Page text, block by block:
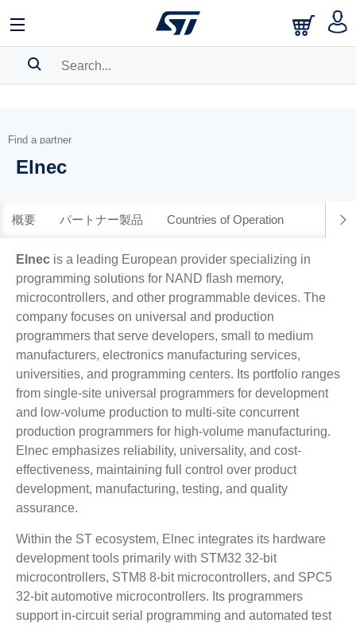
BOOKMARK
Pleaselog in
English
Find a partner
Elnec
概要 パートナー製品 Countries of Operation
Elnecis a leading European provider specializing in
programming solutions for NAND flash memory,
microcontrollers, and other programmable devices. The
company focuses on universal and production
programmers that serve developers, small to medium
manufacturers, electronics manufacturing services,
universities, and programming centers. Its portfolio ranges
from single-site universal programmers for development
and low-volume production to multi-site concurrent
production programmers for high-volume manufacturing.
Elnec emphasizes reliability, universality, and cost-
effectiveness, maintaining full control over product
development, manufacturing, testing, and quality
assurance.
Within the ST ecosystem, Elnec integrates its hardware
development tools primarily with STM32 32-bit
microcontrollers, STM8 8-bit microcontrollers, and SPC5
32-bit automotive microcontrollers. Its programmers
support in-circuit serial programming and automated test